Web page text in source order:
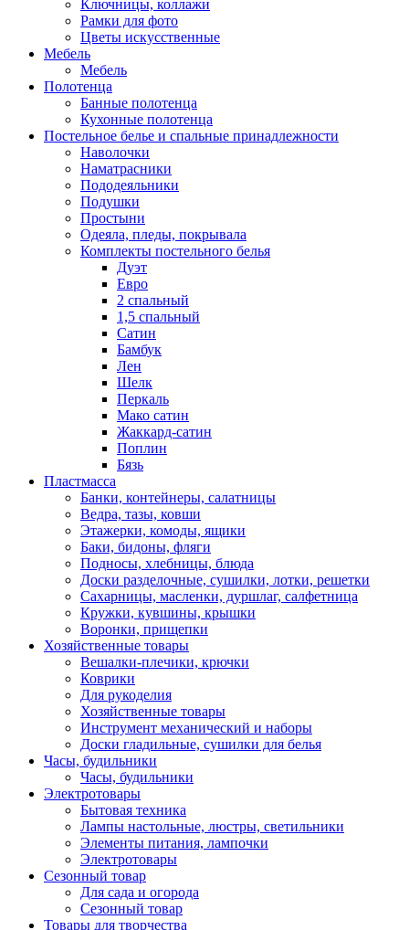
Ключницы, коллажи
Рамки для фото
Цветы искусственные
Мебель
Мебель
Полотенца
Банные полотенца
Кухонные полотенца
Постельное белье и спальные принадлежности
Наволочки
Наматрасники
Пододеяльники
Подушки
Простыни
Одеяла, пледы, покрывала
Комплекты постельного белья
Дуэт
Евро
2 спальный
1,5 спальный
Сатин
Бамбук
Лен
Шелк
Перкаль
Мако сатин
Жаккард-сатин
Поплин
Бязь
Пластмасса
Банки, контейнеры, салатницы
Ведра, тазы, ковши
Этажерки, комоды, ящики
Баки, бидоны, фляги
Подносы, хлебницы, блюда
Доски разделочные, сушилки, лотки, решетки
Сахарницы, масленки, дуршлаг, салфетница
Кружки, кувшины, крышки
Воронки, прищепки
Хозяйственные товары
Вешалки-плечики, крючки
Коврики
Для рукоделия
Хозяйственные товары
Инструмент механический и наборы
Доски гладильные, сушилки для белья
Часы, будильники
Часы, будильники
Электротовары
Бытовая техника
Лампы настольные, люстры, светильники
Элементы питания, лампочки
Электротовары
Сезонный товар
Для сада и огорода
Сезонный товар
Товары для творчества